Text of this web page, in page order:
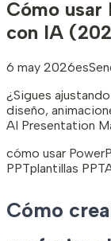
Cómo usar
con IA
6 may 2026es
¿Sigues
diseño,
AI Presentation
cómo usar
PPTplantillas PPT
Cómo